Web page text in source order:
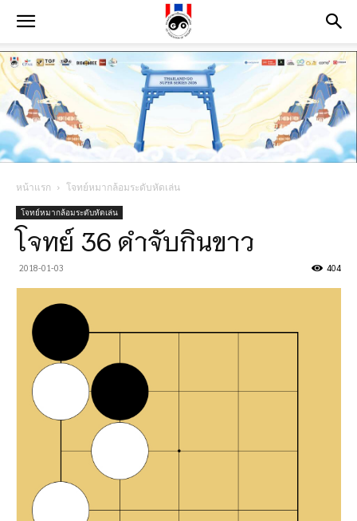
หน้าแรก โจทย์หมากล้อมระดับหัดเล่น
โจทย์หมากล้อมระดับหัดเล่น
โจทย์ 36 ดำจับกินขาว
2018-01-03 404